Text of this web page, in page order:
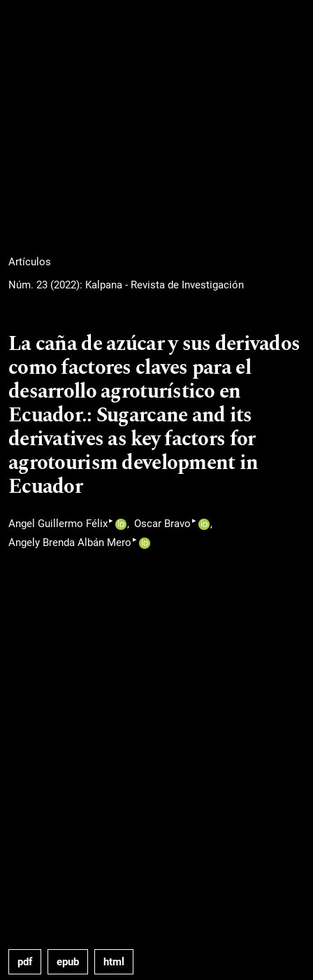
Artículos
Núm. 23 (2022): Kalpana - Revista de Investigación
La caña de azúcar y sus derivados
como factores claves para el
desarrollo agroturístico en
Ecuador.: Sugarcane and its
derivatives as key factors for
agrotourism development in
Ecuador
Angel Guillermo Félix▸ Oscar Bravo ▸
Angely Brenda Albán Mero ▸
pdf epub html